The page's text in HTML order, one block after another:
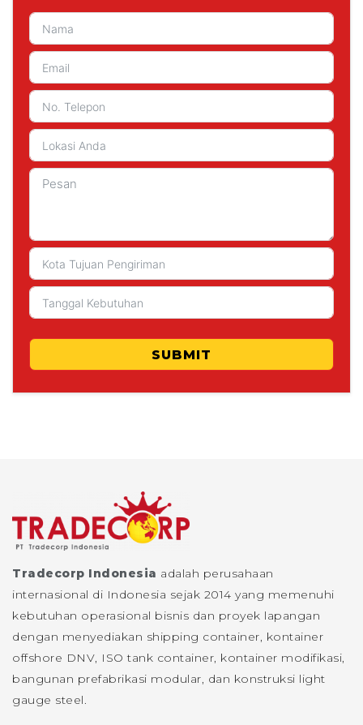
SUBMIT
Tradecorp Indonesia adalah perusahaan
internasional di Indonesia sejak 2014 yang memenuhi
kebutuhan operasional bisnis dan proyek lapangan
dengan menyediakan shipping container, kontainer
offshore DNV, ISO tank container, kontainer modifikasi,
bangunan prefabrikasi modular, dan konstruksi light
gauge steel.